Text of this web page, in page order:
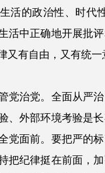
活的政治性、时代
活中正确地开展批
又有自由，又有统
治党。全面从严治
、外部环境考验是
党面前。要把严的
把纪律挺在前面，